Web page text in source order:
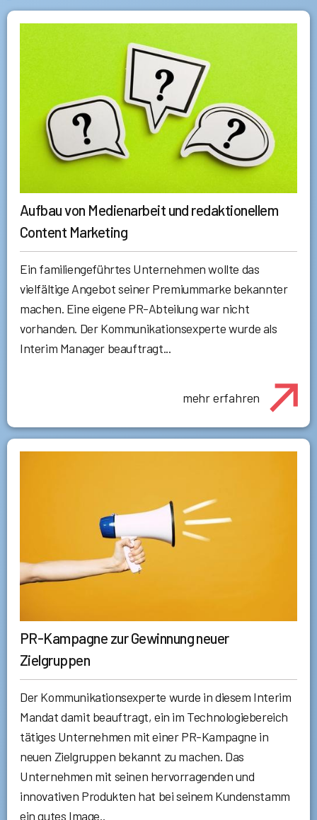
Aufbau von Medienarbeit und redaktionellem
Content Marketing
Ein familiengeführtes Unternehmen wollte das
vielfältige Angebot seiner Premiummarke bekannter
machen. Eine eigene PR-Abteilung war nicht
vorhanden. Der Kommunikationsexperte wurde als
Interim Manager beauftragt...
mehr erfahren
PR-Kampagne zur Gewinnung neuer
Zielgruppen
Der Kommunikationsexperte wurde in diesem Interim
Mandat damit beauftragt, ein im Technologiebereich
tätiges Unternehmen mit einer PR-Kampagne in
neuen Zielgruppen bekannt zu machen. Das
Unternehmen mit seinen hervorragenden und
innovativen Produkten hat bei seinem Kundenstamm
ein gutes Image..